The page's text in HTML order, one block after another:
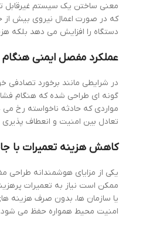
معنی ساختن یک سیستم غیرقابل
که در صورت اعمال نیروی بیش از
دستگاه را افزایش می دهد بلکه
عملکرد مفصل ایمنی هنگام
در شرایطی مانند برخورد تصادفی
گونه ای طراحی شده که هنگام
مواردی که حادثه ناخواسته رخ می
تعادل بین امنیت و انعطاف پذیری
کاهش هزینه تعمیرات با
یکی از مزایای هوشمندانه طراحی
ممکن است نیاز به تعمیرات
یا سازمان ها، بدون صرف هزینه
امنیت محیط همواره حفظ می شود.